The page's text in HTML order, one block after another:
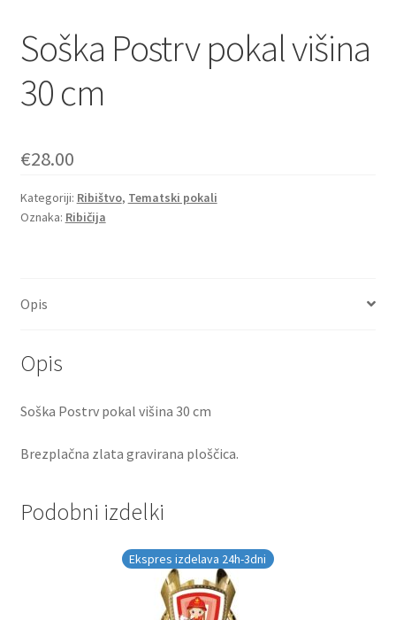
Soška Postrv pokal višina
30 cm
€28.00
Kategoriji: Ribištvo, Tematski pokali
Oznaka: Ribičija
Opis
Opis
Soška Postrv pokal višina 30 cm
Brezplačna zlata gravirana ploščica.
Podobni izdelki
Ekspres izdelava 24h-3dni